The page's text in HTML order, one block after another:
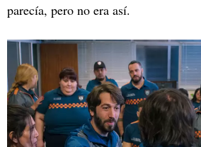
parecía, pero no era así.